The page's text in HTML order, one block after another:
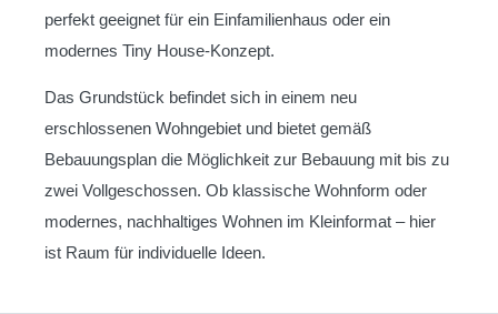
perfekt geeignet für ein Einfamilienhaus oder ein
modernes Tiny House-Konzept.
Das Grundstück befindet sich in einem neu
erschlossenen Wohngebiet und bietet gemäß
Bebauungsplan die Möglichkeit zur Bebauung mit bis zu
zwei Vollgeschossen. Ob klassische Wohnform oder
modernes, nachhaltiges Wohnen im Kleinformat – hier
ist Raum für individuelle Ideen.